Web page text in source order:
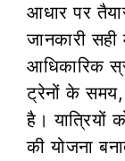
आधार पर
जानकारी
आधिकारिक
ट्रेनों के
है। यात्रियों
की योजना